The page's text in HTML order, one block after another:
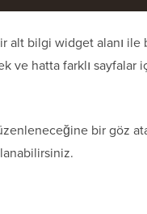
alt bilgi widget alanı ile
ve hatta farklı sayfalar
bir göz